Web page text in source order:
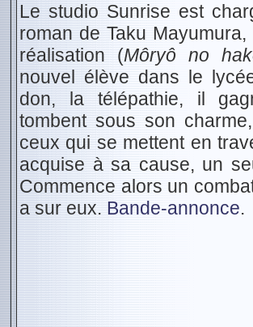
Le studio Sunrise est
roman de Taku
réalisation (Môryô no
nouvel élève dans le
don, la télépathie, il
tombent sous son
ceux qui se mettent en
acquise à sa cause, un
Commence alors un
a sur eux. Bande-annonce.